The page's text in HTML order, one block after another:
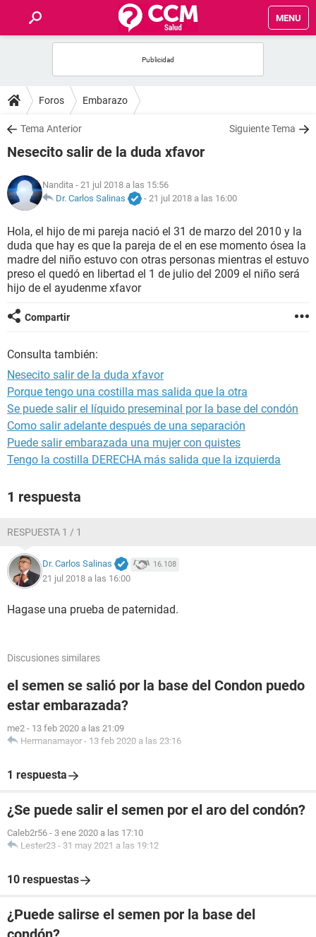
MENU
FOROS
SALUD
NUTRICIÓN
BIENESTAR
SEXUALIDAD
GLOSARIO
Foros Embarazo
Tema Anterior Siguiente Tema
Nesecito salir de la duda xfavor
Nandita - 21 jul 2018 a las 15:56
Dr. Carlos Salinas
- 21 jul 2018 a las 16:00
Hola, el hijo de mi pareja nació el 31 de marzo del 2010 y la
duda que hay es que la pareja de el en ese momento ósea la
madre del niño estuvo con otras personas mientras el estuvo
preso el quedó en libertad el 1 de julio del 2009 el niño será
hijo de el ayudenme xfavor
Compartir
Consulta también:
Nesecito salir de la duda xfavor
Porque tengo una costilla mas salida que la otra
Se puede salir el líquido preseminal por la base del condón
Como salir adelante después de una separación
Puede salir embarazada una mujer con quistes
Tengo la costilla DERECHA más salida que la izquierda
1 respuesta
RESPUESTA 1 / 1
Dr. Carlos Salinas 16.108
21 jul 2018 a las 16:00
Hagase una prueba de paternidad.
Discusiones similares
el semen se salió por la base del Condon puedo
estar embarazada?
me2 - 13 feb 2020 a las 21:09
Hermanamayor - 13 feb 2020 a las 23:16
1 respuesta
¿Se puede salir el semen por el aro del condón?
Caleb2r56 - 3 ene 2020 a las 17:10
Lester23 - 31 may 2021 a las 19:12
10 respuestas
¿Puede salirse el semen por la base del